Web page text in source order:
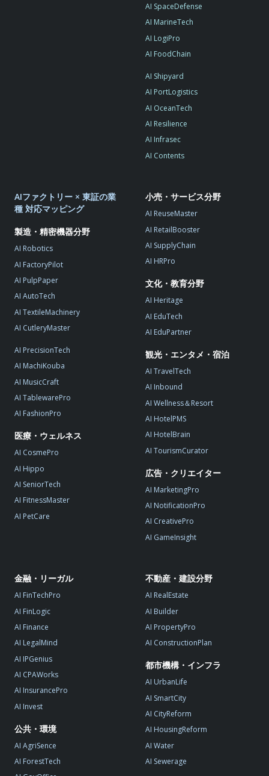
AI SpaceDefense
AI MarineTech
AI LogiPro
AI FoodChain
AI Shipyard
AI PortLogistics
AI OceanTech
AI Resilience
AI Infrasec
AI Contents
AIファクトリー × 東証の業
種 対応マッピング
製造・精密機器分野
AI Robotics
AI FactoryPilot
AI PulpPaper
AI AutoTech
AI TextileMachinery
AI CutleryMaster
AI PrecisionTech
AI MachiKouba
AI MusicCraft
AI TablewarePro
AI FashionPro
医療・ウェルネス
AI CosmePro
AI Hippo
AI SeniorTech
AI FitnessMaster
AI PetCare
小売・サービス分野
AI ReuseMaster
AI RetailBooster
AI SupplyChain
AI HRPro
文化・教育分野
AI Heritage
AI EduTech
AI EduPartner
観光・エンタメ・宿泊
AI TravelTech
AI Inbound
AI Wellness＆Resort
AI HotelPMS
AI HotelBrain
AI TourismCurator
広告・クリエイター
AI MarketingPro
AI NotificationPro
AI CreativePro
AI GameInsight
金融・リーガル
AI FinTechPro
AI FinLogic
AI Finance
AI LegalMind
AI IPGenius
AI CPAWorks
AI InsurancePro
AI Invest
公共・環境
AI AgriSence
AI ForestTech
不動産・建設分野
AI RealEstate
AI Builder
AI PropertyPro
AI ConstructionPlan
都市機構・インフラ
AI UrbanLife
AI SmartCity
AI CityReform
AI HousingReform
AI Water
AI Sewerage